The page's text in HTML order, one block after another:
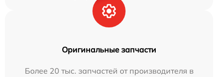
Оригинальные запчасти
Более 20 тыс. запчастей от производителя в